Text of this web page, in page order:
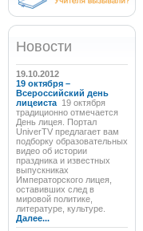
Новости
19.10.2012
19 октября –
Всероссийский день
лицеиста 19 октября
традиционно отмечается
День лицея. Портал
UniverTV предлагает вам
подборку образовательных
видео об истории
праздника и известных
выпускниках
Императорского лицея,
оставивших след в
мировой политике,
литературе, культуре.
Далее...